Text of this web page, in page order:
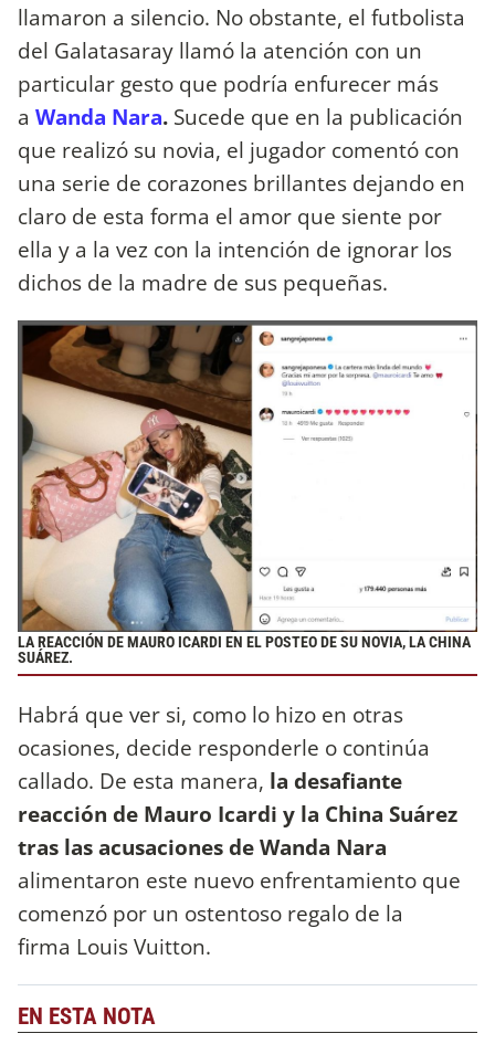
llamaron a silencio. No obstante, el futbolista
del Galatasaray llamó la atención con un
particular gesto que podría enfurecer más
a Wanda Nara. Sucede que en la publicación
que realizó su novia, el jugador comentó con
una serie de corazones brillantes dejando en
claro de esta forma el amor que siente por
ella y a la vez con la intención de ignorar los
dichos de la madre de sus pequeñas.
LA REACCIÓN DE MAURO ICARDI EN EL POSTEO DE SU NOVIA, LA CHINA
SUÁREZ.
Habrá que ver si, como lo hizo en otras
ocasiones, decide responderle o continúa
callado. De esta manera, la desafiante
reacción de Mauro Icardi y la China Suárez
tras las acusaciones de Wanda Nara
alimentaron este nuevo enfrentamiento que
comenzó por un ostentoso regalo de la
firma Louis Vuitton.
EN ESTA NOTA